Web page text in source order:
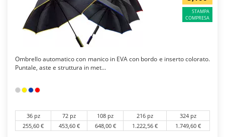
STAMPA
COMPRESA
Ombrello automatico con manico in EVA con bordo e inserto colorato.
Puntale, aste e struttura in met...
36 pz 72 pz 108 pz 216 pz
324 pz
255,60 €
453,60 € 648,00 € 1.222,56 € 1.749,60 €